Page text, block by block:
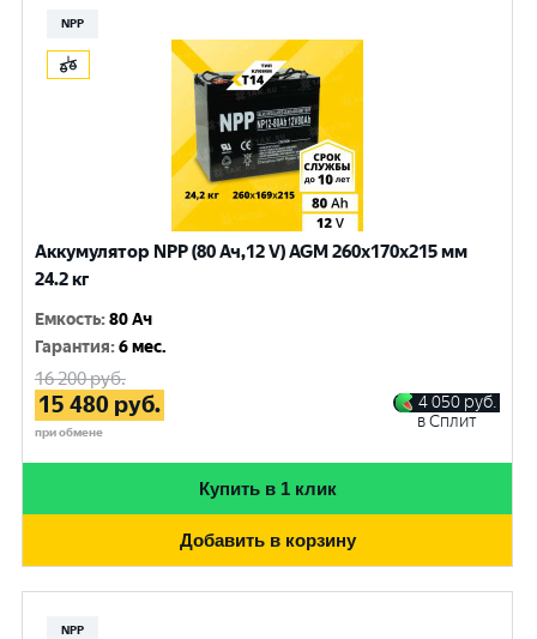
NPP
Аккумулятор NPP (80 Ач,12 V) AGM 260x170x215 мм
24.2 кг
Емкость:80 Ач
Гарантия:6 мес.
16 200руб.
15 480 руб.
при обмене
4 050 руб.
в Сплит
Купить в 1 клик
Добавить в корзину
NPP